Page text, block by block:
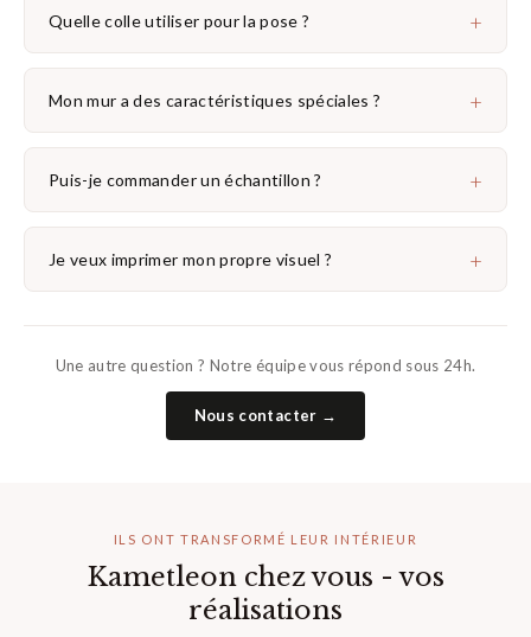
Quelle colle utiliser pour la pose ? +
Mon mur a des caractéristiques spéciales ? +
Puis-je commander un échantillon ? +
Je veux imprimer mon propre visuel ? +
Une autre question ? Notre équipe vous répond sous 24h.
Nous contacter →
ILS ONT TRANSFORMÉ LEUR INTÉRIEUR
Kametleon chez vous - vos
réalisations